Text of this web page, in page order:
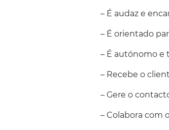
– É audaz e
– É orientado
– É autónomo e
– Recebe o
– Gere o
– Colabora com